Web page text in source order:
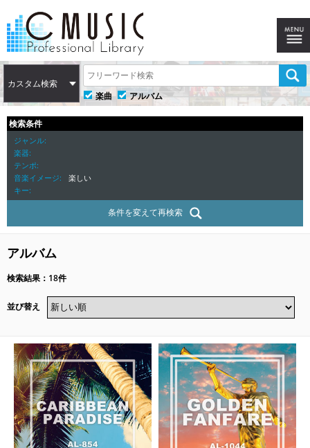
カスタム検索
楽曲
アルバム
検索条件
ジャンル
楽器
テンポ
音楽イメージ
楽しい
キー
条件を変えて再検索
アルバム
検索結果：18件
並び替え